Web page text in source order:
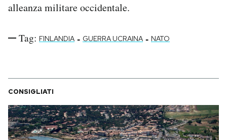
alleanza militare occidentale.
Tag: FINLANDIA - GUERRA UCRAINA - NATO
CONSIGLIATI